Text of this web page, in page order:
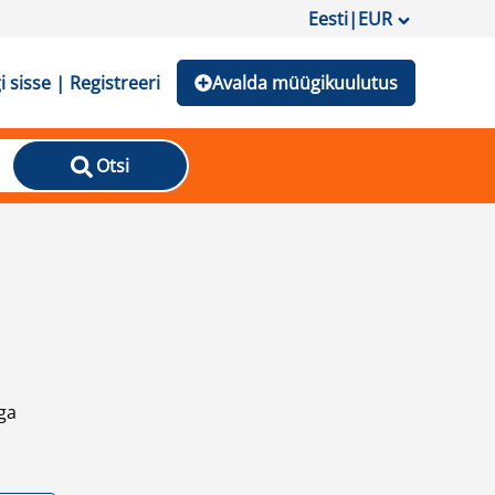
Eesti|EUR
sisse | Registreeri Avalda müügikuulutus
Otsi